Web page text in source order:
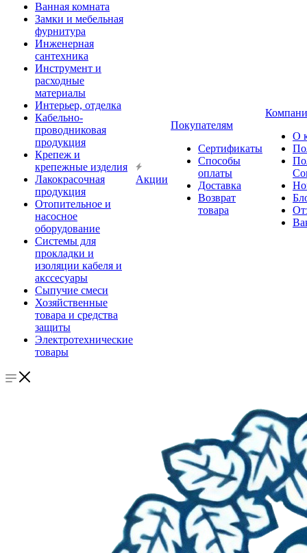
Ванная комната
Замки и мебельная
фурнитура
Инженерная
сантехника
Инструмент и
расходные
материалы
Интерьер, отделка
Кабельно-
проводниковая
продукция
Крепеж и
крепежные изделия
Лакокрасочная
продукция
Отопительное и
насосное
оборудование
Системы для
прокладки и
изоляции кабеля и
акссесуары
Сыпучие смеси
Хозяйственные
товара и средства
защиты
Электротехнические
товары
Акции
Покупателям
Сертификаты
Способы
оплаты
Доставка
Возврат
товара
О